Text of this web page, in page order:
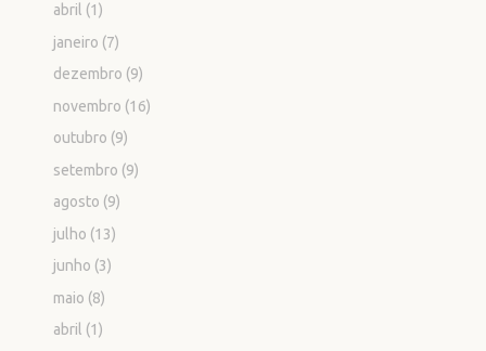
abril (1)
janeiro (7)
dezembro (9)
novembro (16)
outubro (9)
setembro (9)
agosto (9)
julho (13)
junho (3)
maio (8)
abril (1)